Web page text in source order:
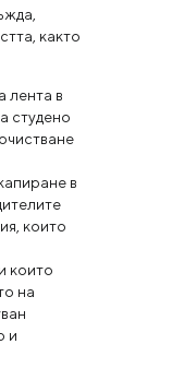
както
лента в
студено
в
които
които
на
и